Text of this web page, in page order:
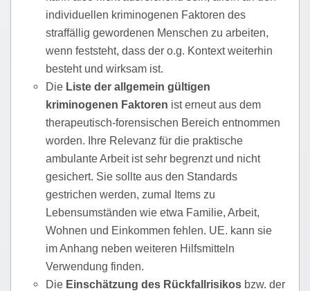
individuellen kriminogenen Faktoren des
straffällig gewordenen Menschen zu arbeiten,
wenn feststeht, dass der o.g. Kontext weiterhin
besteht und wirksam ist.
Die Liste der allgemein gültigen
kriminogenen Faktoren ist erneut aus dem
therapeutisch-forensischen Bereich entnommen
worden. Ihre Relevanz für die praktische
ambulante Arbeit ist sehr begrenzt und nicht
gesichert. Sie sollte aus den Standards
gestrichen werden, zumal Items zu
Lebensumständen wie etwa Familie, Arbeit,
Wohnen und Einkommen fehlen. UE. kann sie
im Anhang neben weiteren Hilfsmitteln
Verwendung finden.
Die Einschätzung des Rückfallrisikos bzw. der